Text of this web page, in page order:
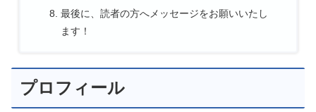
最後に、読者の方へメッセージをお願いいたし
ます！
プロフィール